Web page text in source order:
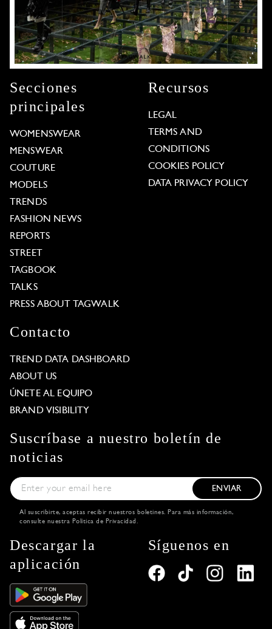
Secciones
principales
WOMENSWEAR
MENSWEAR
COUTURE
MODELS
TRENDS
FASHION NEWS
REPORTS
STREET
TAGBOOK
TALKS
PRESS ABOUT TAGWALK
Recursos
LEGAL
TERMS AND
CONDITIONS
COOKIES POLICY
DATA PRIVACY POLICY
Contacto
TREND DATA DASHBOARD
ABOUT US
ÚNETE AL EQUIPO
BRAND VISIBILITY
Suscríbase a nuestro boletín de
noticias
ENVIAR
Al suscribirte, aceptas recibir nuestros boletines. Para más información,
consulte nuestra Política de Privacidad .
Descargar la
aplicación
Síguenos en